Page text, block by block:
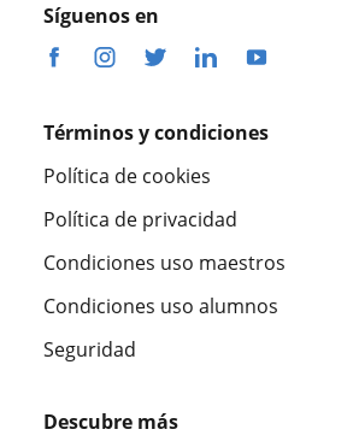
Síguenos en
Términos y condiciones
Política de cookies
Política de privacidad
Condiciones uso maestros
Condiciones uso alumnos
Seguridad
Descubre más